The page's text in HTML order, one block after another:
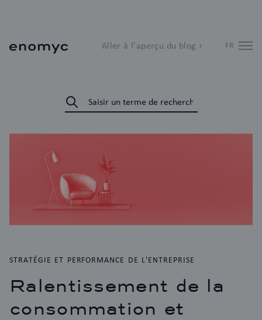
Aller à l'aperçu du blog › FR
STRATÉGIE ET PERFORMANCE DE L'ENTREPRISE
Ralentissement de la
consommation et